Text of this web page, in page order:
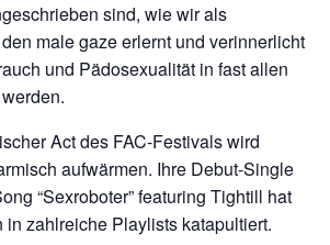
sind, wie wir als
male gaze erlernt und verinnerlicht
und Pädosexualität in fast allen
Act des FAC-Festivals wird
aufwärmen. Ihre Debut-Single
“Sexroboter” featuring Tightill hat
in zahlreiche Playlists katapultiert.